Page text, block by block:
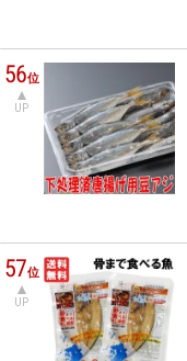
56位
UP
57位
UP